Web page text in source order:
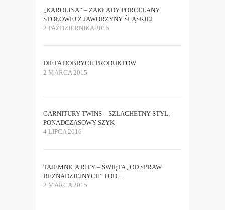
„KAROLINA” – ZAKŁADY PORCELANY
STOŁOWEJ Z JAWORZYNY ŚLĄSKIEJ
2 PAŹDZIERNIKA 2015
DIETA DOBRYCH PRODUKTOW
2 MARCA 2015
GARNITURY TWINS – SZLACHETNY STYL,
PONADCZASOWY SZYK
4 LIPCA 2016
TAJEMNICA RITY – ŚWIĘTA „OD SPRAW
BEZNADZIEJNYCH” I OD...
2 MARCA 2015